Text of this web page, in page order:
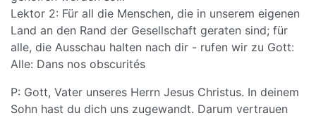
Lektor 2: Für all die Menschen, die in unserem eigenen
Land an den Rand der Gesellschaft geraten sind; für
alle, die Ausschau halten nach dir - rufen wir zu Gott:
Alle: Dans nos obscurités
P: Gott, Vater unseres Herrn Jesus Christus. In deinem
Sohn hast du dich uns zugewandt. Darum vertrauen